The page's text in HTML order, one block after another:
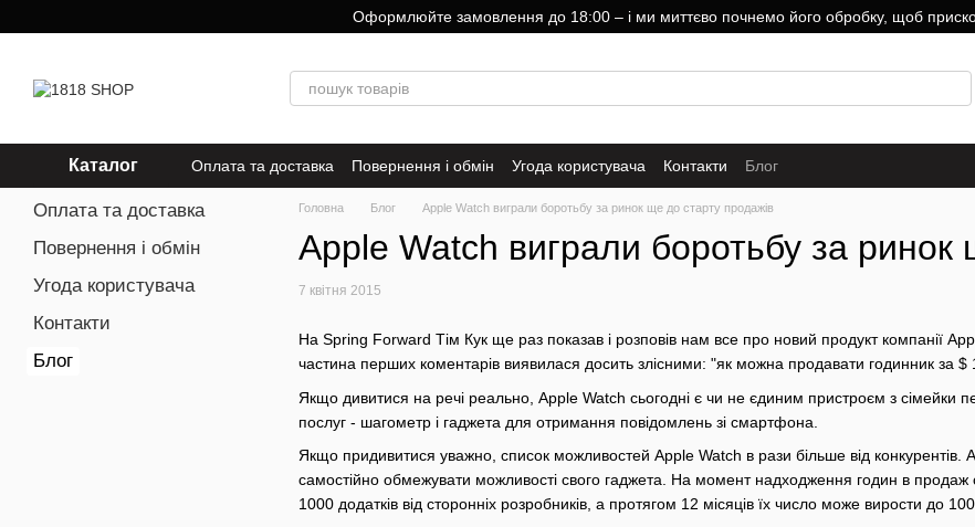
Оформлюйте замовлення до 18:00 – і ми миттєво почнемо його обробку, щоб
Каталог Оплата та доставка Повернення і обмін Угода користувача Контакти Блог
Головна Блог Apple Watch виграли боротьбу за ринок ще до старту продажів
Apple Watch виграли боротьбу за ринок
7 квітня 2015
На Spring Forward Тім Кук ще раз показав і розповів нам все про новий продукт компанії
частина перших коментарів виявилася досить злісними: "як можна продавати годинник за
Якщо дивитися на речі реально, Apple Watch сьогодні є чи не єдиним пристроєм з сімейки
послуг - шагометр і гаджета для отримання повідомлень зі смартфона.
Якщо придивитися уважно, список можливостей Apple Watch в рази більше від конкурентів.
самостійно обмежувати можливості свого гаджета. На момент надходження годин в
1000 додатків від сторонніх розробників, а протягом 12 місяців їх число може вирости до
Оплата та доставка
Повернення і обмін
Угода користувача
Контакти
Блог